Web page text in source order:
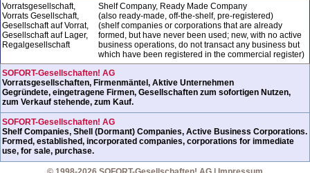
Vorratsgesellschaft,
Vorrats Gesellschaft,
Gesellschaft auf Vorrat,
Gesellschaft auf Lager,
Regalgesellschaft
Shelf Company, Ready Made Company
(also ready-made, off-the-shelf, pre-registered)
(shelf companies or corporations that are already
formed, but have never been used; new, with no active
business operations, do not transact any business but
which have been registered in the commercial register)
SOFORT-Gesellschaften! AG
Vorratsgesellschaften, Firmenmäntel, Aktive Unternehmen
Gegründete, eingetragene Firmen, Gesellschaften zum sofortigen Nutzen,
zum Verkauf stehende, zum Kauf.
SOFORT-Gesellschaften! AG
Shelf Companies, Shell (Dormant) Companies, Active Business Corporations.
Formed, established, incorporated companies, corporations for immediate
use, for sale, purchase.